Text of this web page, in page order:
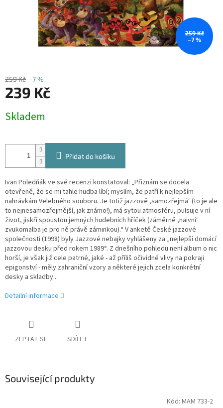
259 Kč
–7 %
259 Kč –7 %
239 Kč
cena:
Skladem
Přidat do košíku
Ivan Poledňák ve své recenzi konstatoval: „Přiznám se docela
otevřeně, že se mi tahle hudba líbí; myslím, že patří k nejlepším
nahrávkám Velebného souboru. Je totiž jazzově ,samozřejmá‘ (to je ale
to nejnesamozřejmější, jak známo!), má sytou atmosféru, pulsuje v ní
život, jiskří spoustou jemných hudebních hříček (záměrně ,naivní‘
zvukomalba je pro ně právě záminkou).“ V anketě České jazzové
společnosti (1998) byly Jazzové nebajky vyhlášeny za „nejlepší domácí
jazzovou desku před rokem 1989“. Z dnešního pohledu není album o nic
horší, je však již cele patrné, jaké - až příliš očividné vlivy na pokraji
epigonství - měly zahraniční vzory a některé jejich zcela konkrétní
desky a skladby...
Detailní informace
ZEPTAT SE SDÍLET
Související produkty
Kód: MAM 733-2